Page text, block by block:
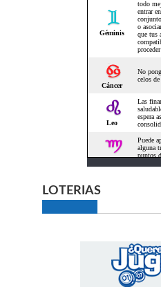
LOTERIAS